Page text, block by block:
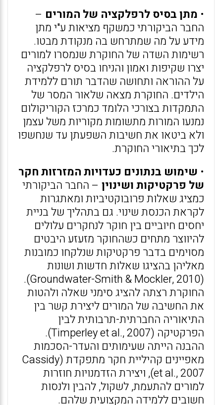
• מתן בסיס לרפלקציה של המורים –
החבר הביקורתי כמשקף מציאות ע"י מתן
מידע על מה שמתרחש בה מנקודת מבטו.
רשימות השדה של החוקרת שנמסרו למורים
יצרו שקיפות ואמון והניחו בסיס לרפלקציה
על ההוראה ותחושה שהדבר תורם ללמידת
הילדים. החוקרת מצאה שלאור המסר של
התמקדות בצורכי הלומד כמרכז הקוריקולום
נמנעו המורות מתשומות מקוריות משל עצמן
ולא ביטאו את חשיבות השפעתן עד שנחשפו
לכך בתיאורי החוקרת.
• שימוש בנתונים כעדויות המזרזות חקר
של פרקטיקות ושינוין – החבר הביקורתי
כמציג שאלות פרובוקטיביות ומאתגרות
לקראת הכנסת שינוי. גם בתהליך של בניית
יחסים חיוביים בין חוקר לנחקרים עלולים
להיווצר מתחים כשהחוקר מזעזע היבטים
מסוימים בדבר פרקטיקות שנלקחו כמובנות
מאליהן בהציגו שאלות חדשות ושונות
(Groundwater-Smith & Mockler, 2010).
החוקרת רצתה להציג סימני שאלה ולהטות
את החשיבה של המורים ליצירת קשר בין
התיאוריה החברתית-תרבותית לבין
הפרקטיקה (Timperley et al., 2007).
ההבנה הייתה שעימותים והעדר-הסכמות
מאפיינים קהיליית חקר מתפקדת (Cassidy
et al., 2007), ויצירת הזדמנויות חוזרות
למורים להתעמת, לשקול, להבין ולנסות
חשובים ללמידה המקצועית שלהם.